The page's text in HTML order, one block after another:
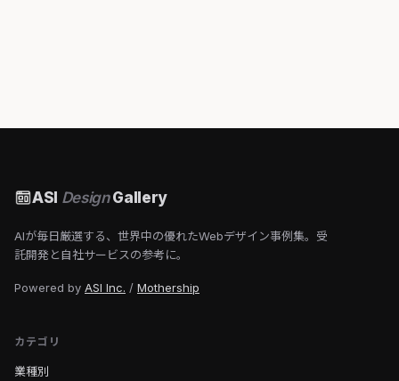
ASI DesignGallery
AIが毎日厳選する、世界中の優れたWebデザイン事例集。受
託開発と自社サービスの参考に。
Powered by ASI Inc. / Mothership
カテゴリ
業種別